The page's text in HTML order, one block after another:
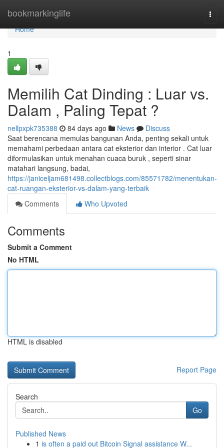
bookmarkinglife
Home
Home
1
Memilih Cat Dinding : Luar vs.
Dalam , Paling Tepat ?
nellpxpk735388 84 days ago News
Discuss
Saat berencana memulas bangunan Anda, penting sekali untuk
memahami perbedaan antara cat eksterior dan interior . Cat luar
diformulasikan untuk menahan cuaca buruk , seperti sinar
matahari langsung, badai,
https://janiceljam681498.collectblogs.com/85571782/menentukan-
cat-ruangan-eksterior-vs-dalam-yang-terbaik
Comments
Who Upvoted
Comments
Submit a Comment
No HTML
HTML is disabled
Report Page
Search
Go
Published News
1 is often a paid out Bitcoin Signal assistance W...